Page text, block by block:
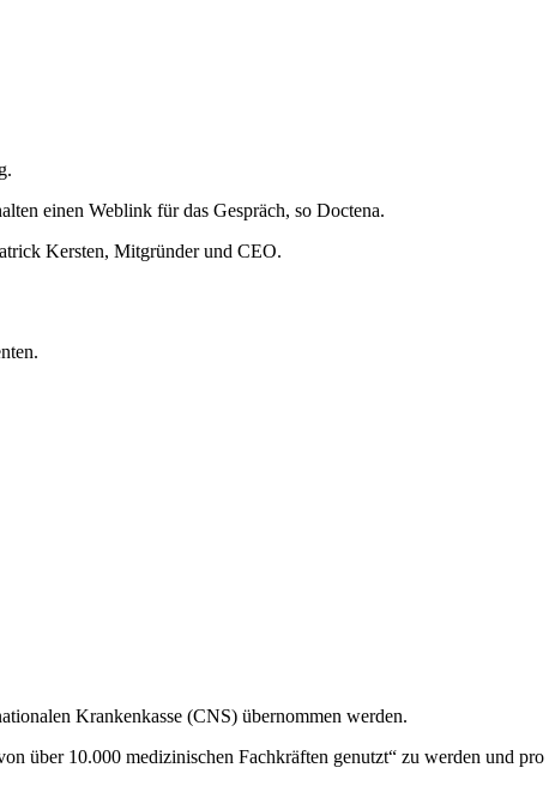
einen Weblink für das Gespräch, so Doctena.
Kersten, Mitgründer und CEO.
Krankenkasse (CNS) übernommen werden.
über 10.000 medizinischen Fachkräften genutzt“ zu werden und pro